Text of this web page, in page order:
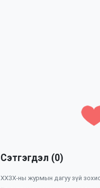
Сэтгэгдэл (0)
ХХЗХ-ны журмын дагуу зүй